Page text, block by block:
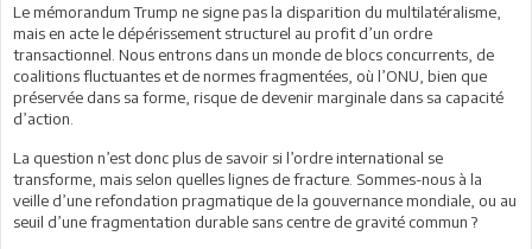
Le mémorandum Trump ne signe pas la disparition du multilatéralisme,
mais en acte le dépérissement structurel au profit d’un ordre
transactionnel. Nous entrons dans un monde de blocs concurrents, de
coalitions fluctuantes et de normes fragmentées, où l’ONU, bien que
préservée dans sa forme, risque de devenir marginale dans sa capacité
d’action.
La question n’est donc plus de savoir si l’ordre international se
transforme, mais selon quelles lignes de fracture. Sommes-nous à la
veille d’une refondation pragmatique de la gouvernance mondiale, ou au
seuil d’une fragmentation durable sans centre de gravité commun ?